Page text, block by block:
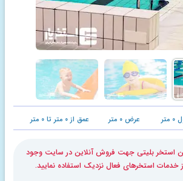
۰ متر عرض۰ متر عمق از۰ متر تا۰ متر
استخر بلیتی جهت فروش آنلاین در سایت وجود
خدمات استخرهای فعال نزدیک استفاده نمایید.